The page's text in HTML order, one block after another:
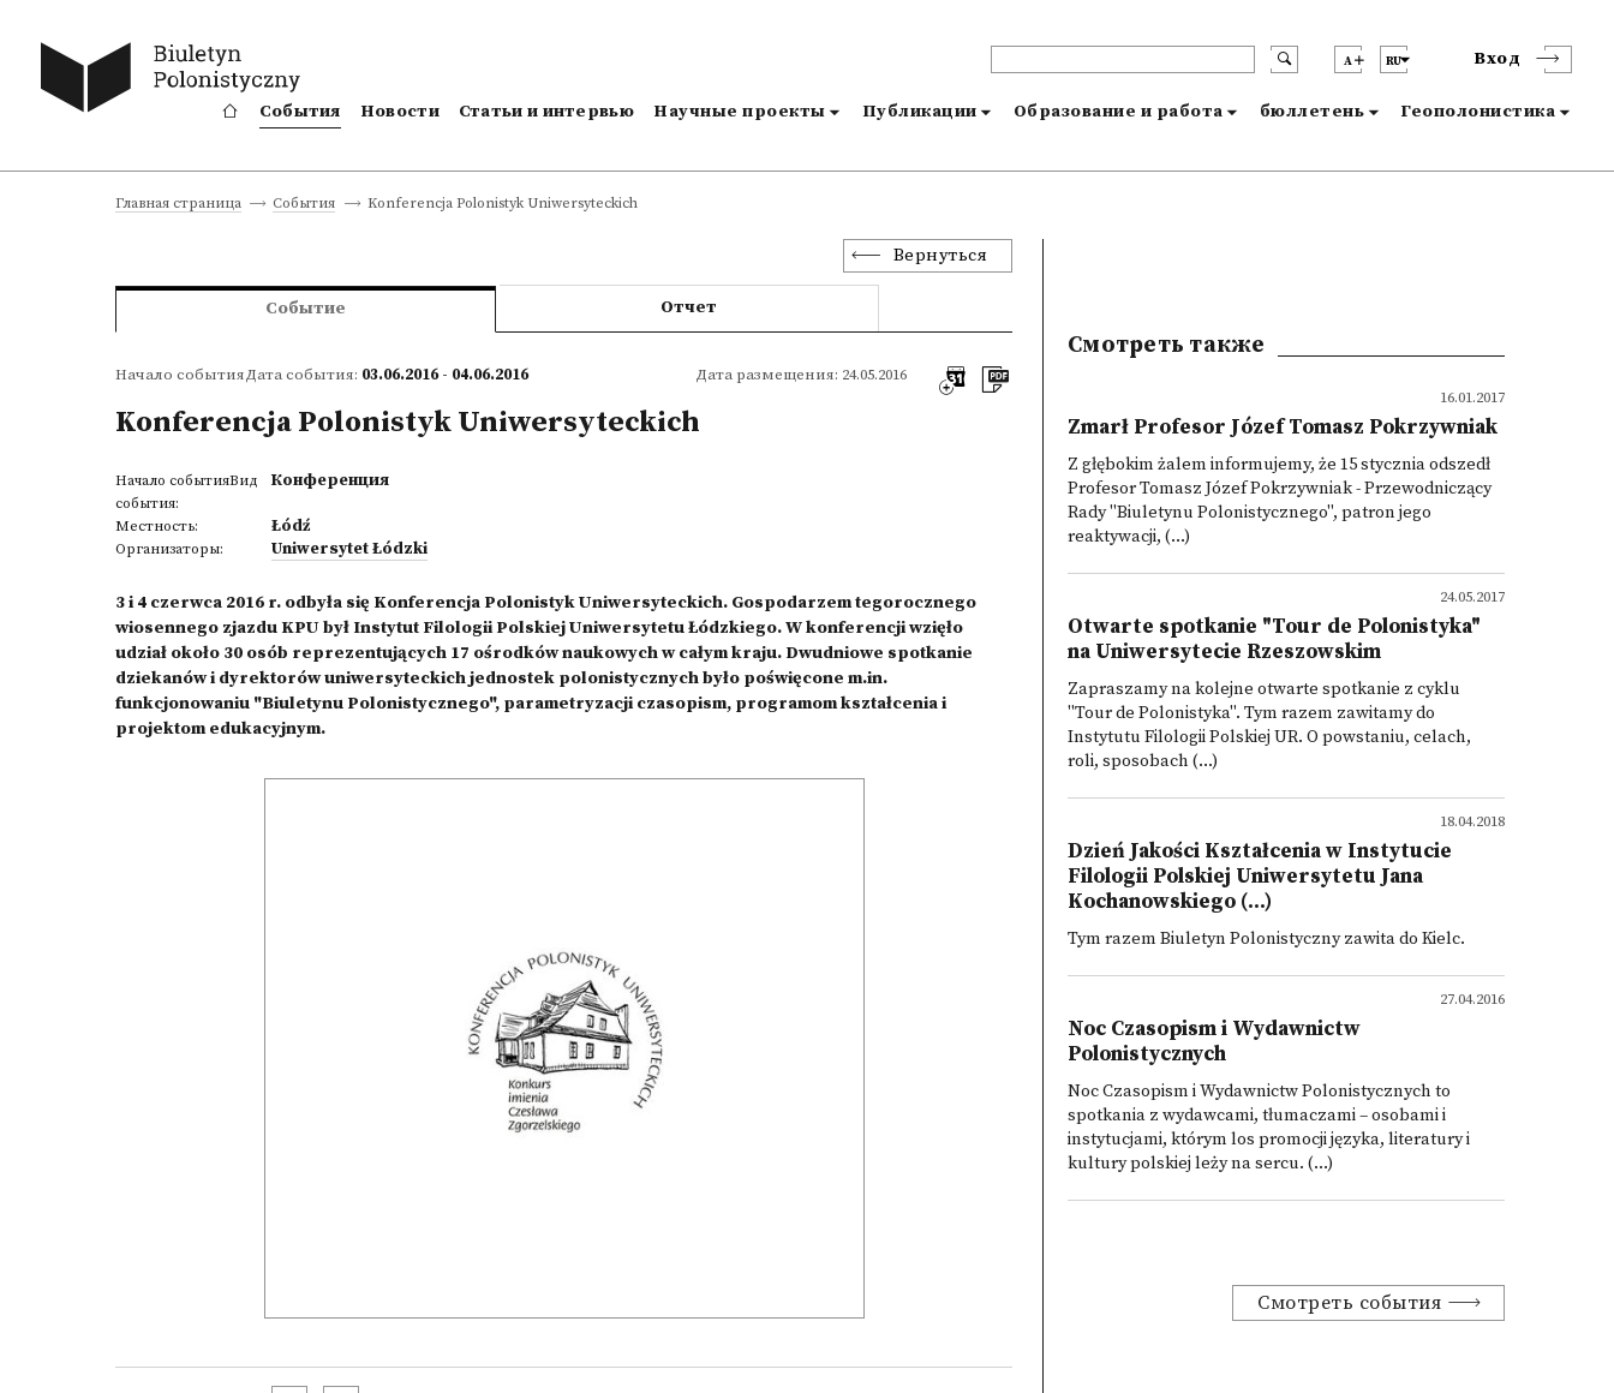
A RU Вход
События Новости Статьи и интервью Научные проекты Публикации Образование и работа бюллетень Геополонистика
Главная страница События Konferencja Polonistyk Uniwersyteckich
Вернуться
Событие Отчет
Начало событияДата события: 03.06.2016 - 04.06.2016 Дата размещения: 24.05.2016
Konferencja Polonistyk Uniwersyteckich
Начало событияВид
события:
Конференция
Местность: Łódź
Организаторы: Uniwersytet Łódzki
3 i 4 czerwca 2016 r. odbyła się Konferencja Polonistyk Uniwersyteckich. Gospodarzem tegorocznego
wiosennego zjazdu KPU był Instytut Filologii Polskiej Uniwersytetu Łódzkiego. W konferencji wzięło
udział około 30 osób reprezentujących 17 ośrodków naukowych w całym kraju. Dwudniowe spotkanie
dziekanów i dyrektorów uniwersyteckich jednostek polonistycznych było poświęcone m.in.
funkcjonowaniu "Biuletynu Polonistycznego", parametryzacji czasopism, programom kształcenia i
projektom edukacyjnym.
Смотреть также
16.01.2017
Zmarł Profesor Józef Tomasz Pokrzywniak
Z głębokim żalem informujemy, że 15 stycznia odszedł
Profesor Tomasz Józef Pokrzywniak - Przewodniczący
Rady "Biuletynu Polonistycznego", patron jego
reaktywacji, (...)
24.05.2017
Otwarte spotkanie "Tour de Polonistyka"
na Uniwersytecie Rzeszowskim
Zapraszamy na kolejne otwarte spotkanie z cyklu
"Tour de Polonistyka". Tym razem zawitamy do
Instytutu Filologii Polskiej UR. O powstaniu, celach,
roli, sposobach (...)
18.04.2018
Dzień Jakości Kształcenia w Instytucie
Filologii Polskiej Uniwersytetu Jana
Kochanowskiego (...)
Tym razem Biuletyn Polonistyczny zawita do Kielc.
27.04.2016
Noc Czasopism i Wydawnictw
Polonistycznych
Noc Czasopism i Wydawnictw Polonistycznych to
spotkania z wydawcami, tłumaczami – osobami i
instytucjami, którym los promocji języka, literatury i
kultury polskiej leży na sercu. (...)
Смотреть события